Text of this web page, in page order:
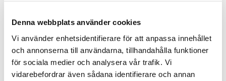
Denna webbplats använder cookies
Vi använder enhetsidentifierare för att anpassa innehållet
och annonserna till användarna, tillhandahålla funktioner
för sociala medier och analysera vår trafik. Vi
vidarebefordrar även sådana identifierare och annan
– Elfenben FM073